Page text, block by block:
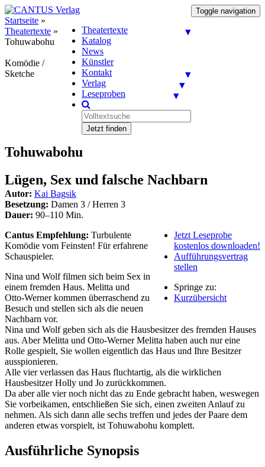
Toggle navigation
Theatertexte
Katalog
News
Künstler
Kontakt
Verlag
Leseproben
Jetzt finden
Startseite »
Theatertexte »
Tohuwabohu
Komödie /
Sketche
Tohuwabohu
Lügen, Sex und falsche Nachbarn
Autor: Kai Bagsik
Besetzung: Damen 3 / Herren 3
Dauer: 90–110 Min.
Jetzt Leseprobe
kostenlos downloaden!
Aufführungsvertrag
stellen
Springe zu:
Kurzübersicht
Cantus Empfehlung: Turbulente
Komödie vom Feinsten! Für erfahrene
Schauspieler.
Nina und Wolf filmen sich beim Sex in
einem fremden Haus. Melitta und
Otto-Werner kommen überraschend zu
Besuch und stellen sich als die neuen
Nachbarn vor.
Nina und Wolf geben sich als die Hausbesitzer des fremden Hauses
aus. Aber Melitta und Otto-Werner Melitta haben auch nur eine
Rolle gespielt, Sie wollen eigentlich das Haus und Ihre Besitzer
ausspionieren.
Alle vier verlassen das Haus fluchtartig, als die wirklichen
Hausbesitzer Holly und Jo zurückkommen.
Da aber alle vier noch nicht das zu Ende gebracht haben, weswegen
Sie vorbeikamen, entschließen Sie sich, einen zweiten Anlauf zu
nehmen. Als sich dann alle sechs treffen und jedes der Paare dem
anderen etwas vorspielt, ist Tohuwabohu komplett.
Ausführliche Synopsis